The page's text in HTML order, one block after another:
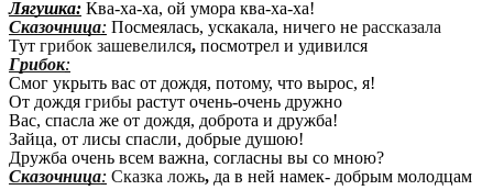
Лягушка: Ква-ха-ха, ой умора ква-ха-ха!
Сказочница: Посмеялась, ускакала, ничего не рассказала
Тут грибок зашевелился, посмотрел и удивился
Грибок:
Смог укрыть вас от дождя, потому, что вырос, я!
От дождя грибы растут очень-очень дружно
Вас, спасла же от дождя, доброта и дружба!
Зайца, от лисы спасли, добрые душою!
Дружба очень всем важна, согласны вы со мною?
Сказочница: Сказка ложь, да в ней намек- добрым молодцам